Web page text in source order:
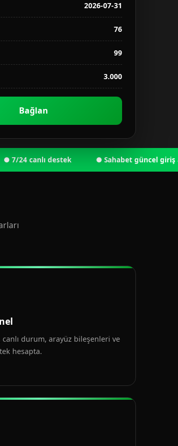
2026-07-31
76
99
3.000
Bağlan
canlı destek ● Sahabet güncel giriş
canlı durum, arayüz bileşenleri ve
hesapta.